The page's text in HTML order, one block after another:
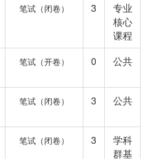
笔试（闭卷） 3
专业
核心
课程
笔试（开卷） 0 公共
笔试（闭卷） 3 公共
笔试（闭卷） 3
学科
群基